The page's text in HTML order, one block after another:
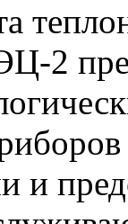
2
и